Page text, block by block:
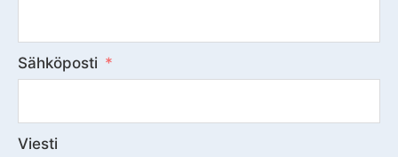
Sähköposti
Viesti